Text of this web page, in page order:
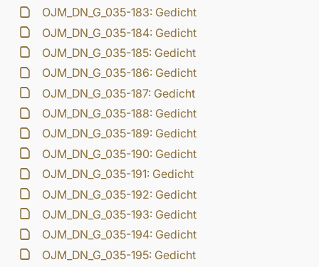
OJM_DN_G_035-183: Gedicht
OJM_DN_G_035-184: Gedicht
OJM_DN_G_035-185: Gedicht
OJM_DN_G_035-186: Gedicht
OJM_DN_G_035-187: Gedicht
OJM_DN_G_035-188: Gedicht
OJM_DN_G_035-189: Gedicht
OJM_DN_G_035-190: Gedicht
OJM_DN_G_035-191: Gedicht
OJM_DN_G_035-192: Gedicht
OJM_DN_G_035-193: Gedicht
OJM_DN_G_035-194: Gedicht
OJM_DN_G_035-195: Gedicht